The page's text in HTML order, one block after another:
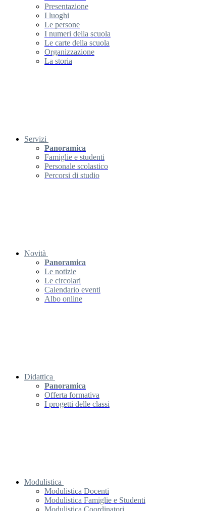
Presentazione
I luoghi
Le persone
I numeri della scuola
Le carte della scuola
Organizzazione
La storia
Servizi
Panoramica
Famiglie e studenti
Personale scolastico
Percorsi di studio
Novità
Panoramica
Le notizie
Le circolari
Calendario eventi
Albo online
Didattica
Panoramica
Offerta formativa
I progetti delle classi
Modulistica
Modulistica Docenti
Modulistica Famiglie e Studenti